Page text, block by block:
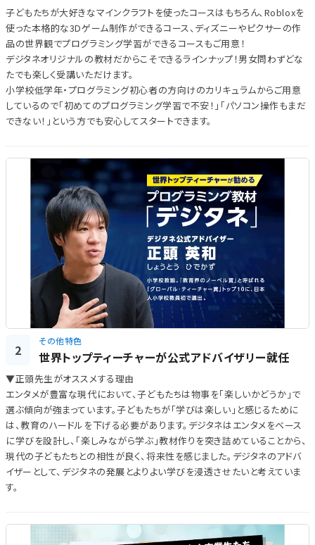
子どもたちが大好きなマインクラフトを使ったコースはもちろん、Robloxを
使った本格的な3Dゲーム制作ができるコース、ディズニーやピクサーの作
品の世界観でプログラミング学習ができるコースもご用意！
デジタネオリジナルの教材だからこそできるラインナップ！男女問わずどな
たでも楽しく受講いただけます。
小学校低学年・プログラミング初心者の方向けのカリキュラムからご用意
しているので「初めてのプログラミング学習で不安！」「パソコン操作もまだ
できない！」という方でも安心してスタートできます。
2
その他特色
世界トップティーチャーが公式アドバイザリー就任
▼正頭先生がオススメする理由
エンタメが豊富な現代において、子どもたちは物事を「楽しいかどうか」で
選ぶ傾向が強まっています。子どもたちが「学びは楽しい」と感じるために
は、教育のハードルを下げる必要があります。デジタネはエンタメをベース
に学びを設計し、「楽しみながら学ぶ」教材作りを突き詰めていることから、
現代の子どもたちとの相性が良く、将来性を感じました。デジタネのアドバ
イザーとして、デジタネの発展とよりよい学びを浸透させたいと考えていま
す。